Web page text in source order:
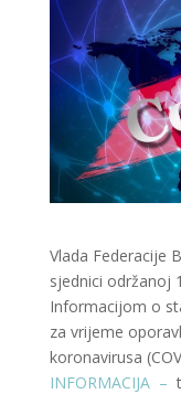
Vlada Federacije
sjednici održanoj
Informacijom o
za vrijeme
koronavirusa
INFORMACIJA –